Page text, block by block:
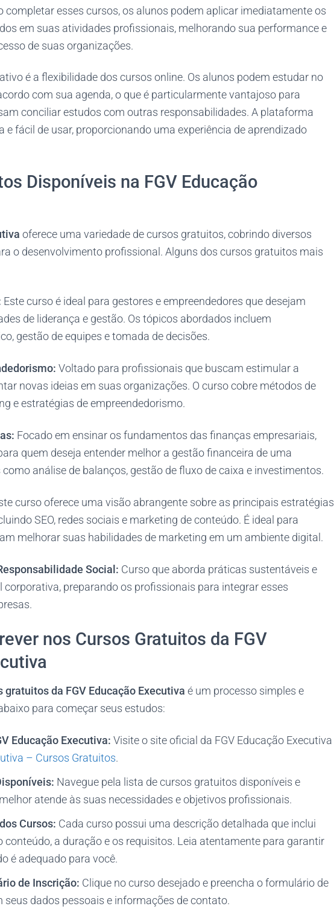
completar esses cursos, os alunos podem aplicar imediatamente os
em suas atividades profissionais, melhorando sua performance e
de suas organizações.
é a flexibilidade dos cursos online. Os alunos podem estudar no
com sua agenda, o que é particularmente vantajoso para
conciliar estudos com outras responsabilidades. A plataforma
e fácil de usar, proporcionando uma experiência de aprendizado
Disponíveis na FGV Educação
oferece uma variedade de cursos gratuitos, cobrindo diversos
o desenvolvimento profissional. Alguns dos cursos gratuitos mais
Este curso é ideal para gestores e empreendedores que desejam
de liderança e gestão. Os tópicos abordados incluem
gestão de equipes e tomada de decisões.
Voltado para profissionais que buscam estimular a
novas ideias em suas organizações. O curso cobre métodos de
e estratégias de empreendedorismo.
Focado em ensinar os fundamentos das finanças empresariais,
quem deseja entender melhor a gestão financeira de uma
análise de balanços, gestão de fluxo de caixa e investimentos.
curso oferece uma visão abrangente sobre as principais estratégias
SEO, redes sociais e marketing de conteúdo. É ideal para
melhorar suas habilidades de marketing em um ambiente digital.
Social: Curso que aborda práticas sustentáveis e
corporativa, preparando os profissionais para integrar esses
nos Cursos Gratuitos da FGV
gratuitos da FGV Educação Executiva é um processo simples e
para começar seus estudos:
Educação Executiva: Visite o site oficial da FGV Educação Executiva
– Cursos Gratuitos.
Navegue pela lista de cursos gratuitos disponíveis e
atende às suas necessidades e objetivos profissionais.
Cursos: Cada curso possui uma descrição detalhada que inclui
conteúdo, a duração e os requisitos. Leia atentamente para garantir
é adequado para você.
de Inscrição: Clique no curso desejado e preencha o formulário de
seus dados pessoais e informações de contato.